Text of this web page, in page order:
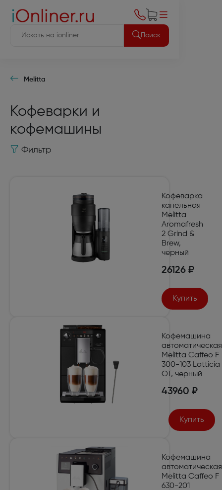
Поиск
Melitta
Кофеварки и
кофемашины
Фильтр
Кофеварка
капельная
Melitta
Aromafresh
2 Grind &
Brew,
черный
26126 ₽
Купить
Кофемашина
автоматическая
Melitta Caffeo F
300-103 Latticia
OT, черный
43960 ₽
Купить
Кофемашина
автоматическая
Melitta Caffeo F
630-201